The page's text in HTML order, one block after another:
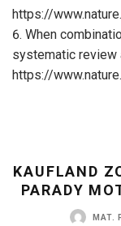
https://
When
systematic review
https://
KAUFLAND
PARADY
MAT.